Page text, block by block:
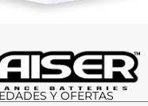
Y OFERTAS